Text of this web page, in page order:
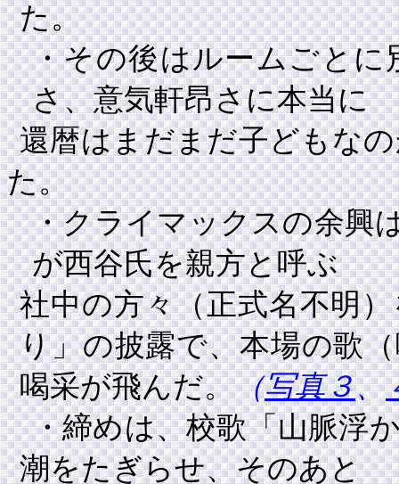
た。
・その後はルームごと
さ、意気軒昂さに本当に
還暦はまだまだ子どもな
た。
・クライマックスの余興
が西谷氏を親方と呼ぶ
社中の方々（正式名不明
り」の披露で、本場の歌
喝采が飛んだ。（写真３、
・締めは、校歌「山脈浮
潮をたぎらせ、そのあと